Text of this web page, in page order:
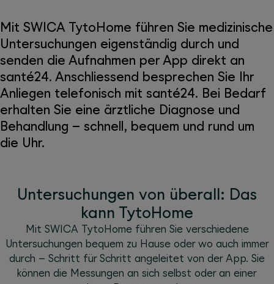
Mit SWICA TytoHome führen Sie medizinische
Untersuchungen eigenständig durch und
senden die Aufnahmen per App direkt an
santé24. Anschliessend besprechen Sie Ihr
Anliegen telefonisch mit santé24. Bei Bedarf
erhalten Sie eine ärztliche Diagnose und
Behandlung – schnell, bequem und rund um
die Uhr.
Untersuchungen von überall: Das
kann TytoHome
Mit SWICA TytoHome führen Sie verschiedene
Untersuchungen bequem zu Hause oder wo auch immer
durch – Schritt für Schritt angeleitet von der App. Sie
können die Messungen an sich selbst oder an einer